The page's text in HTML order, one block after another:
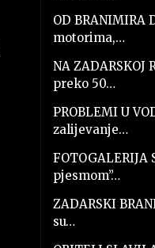
OD BRANIMIRA
motorima,…
NA
preko 50…
PROBLEMI U
zalijevanje…
pjesmom”…
ZADARSKI
su…